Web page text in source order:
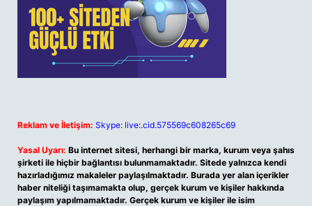
Reklam ve İletişim: Skype: live:.cid.575569c608265c69
Yasal Uyarı: Bu internet sitesi, herhangi bir marka, kurum veya şahıs
şirketi ile hiçbir bağlantısı bulunmamaktadır. Sitede yalnızca kendi
hazırladığımız makaleler paylaşılmaktadır. Burada yer alan içerikler
haber niteliği taşımamakta olup, gerçek kurum ve kişiler hakkında
paylaşım yapılmamaktadır. Gerçek kurum ve kişiler ile isim